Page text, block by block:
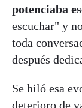
potenciaba
escuchar" y
toda
después
Se hiló esa
deterioro de